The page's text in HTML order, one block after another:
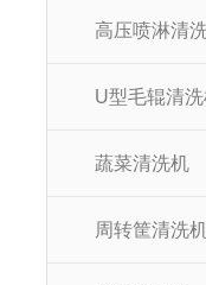
高压喷淋清
U型毛辊清
蔬菜清洗机
周转筐清洗